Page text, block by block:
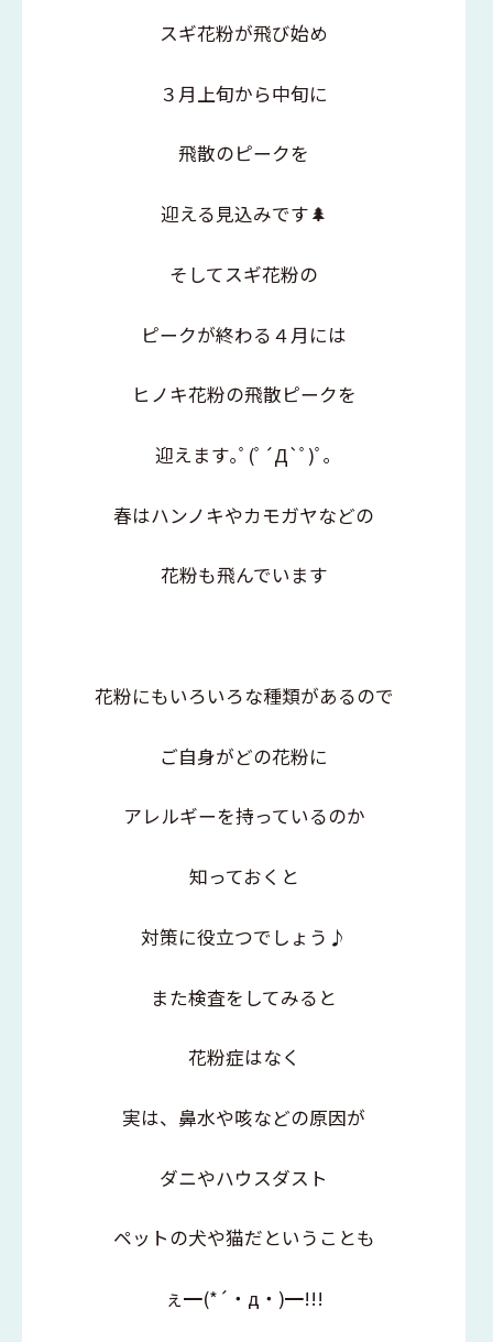
スギ花粉が飛び始め
３月上旬から中旬に
飛散のピークを
迎える見込みです🌲
そしてスギ花粉の
ピークが終わる４月には
ヒノキ花粉の飛散ピークを
迎えます｡ﾟ(ﾟ´Д`ﾟ)ﾟ｡
春はハンノキやカモガヤなどの
花粉も飛んでいます
花粉にもいろいろな種類があるので
ご自身がどの花粉に
アレルギーを持っているのか
知っておくと
対策に役立つでしょう♪
また検査をしてみると
花粉症はなく
実は、鼻水や咳などの原因が
ダニやハウスダスト
ペットの犬や猫だということも
ぇ━(*´・д・)━!!!